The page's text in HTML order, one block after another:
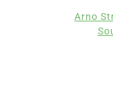
Arno